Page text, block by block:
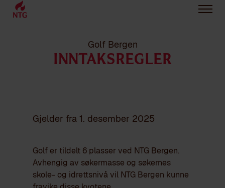
Golf Bergen
INNTAKSREGLER
Gjelder fra 1. desember 2025
Golf er tildelt 6 plasser ved NTG Bergen.
Avhengig av søkermasse og søkernes
skole- og idrettsnivå vil NTG Bergen kunne